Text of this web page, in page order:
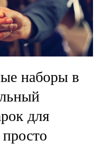
наборы в
для